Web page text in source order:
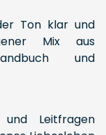
Ton klar und
Mix aus
und
Leitfragen